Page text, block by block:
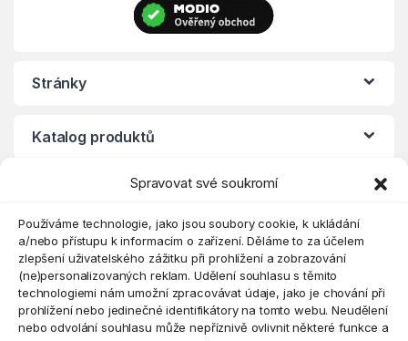
Spravovat své soukromí
Používáme technologie, jako jsou soubory cookie, k ukládání
a/nebo přístupu k informacím o zařízení. Děláme to za účelem
zlepšení uživatelského zážitku při prohlížení a zobrazování
(ne)personalizovaných reklam. Udělení souhlasu s těmito
technologiemi nám umožní zpracovávat údaje, jako je chování při
prohlížení nebo jedinečné identifikátory na tomto webu. Neudělení
nebo odvolání souhlasu může nepříznivě ovlivnit některé funkce a
Stránky
Katalog produktů